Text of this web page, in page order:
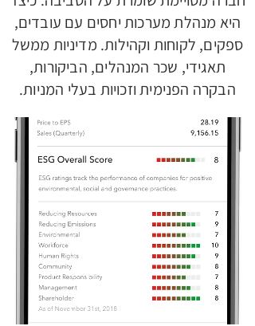
היא מנהלת מערכות יחסים עם עובדים,
ספקים, לקוחות וקהילות. מדיניות ממשל
תאגידי, שכר המנהלים, הביקורות,
הבקרה הפנימית וזכויות בעלי המניות.